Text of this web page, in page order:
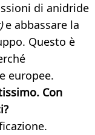
di anidride
e abbassare la
Questo è
europee.
Con